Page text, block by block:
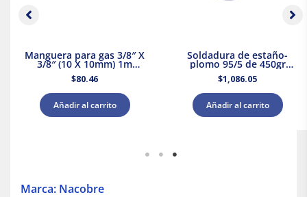
Manguera para gas 3/8″ X
3/8″ (10 X 10mm) 1m
Nacobre
$80.46
Añadir al carrito
Soldadura de estaño-
plomo 95/5 de 450gr
Nacobre
$1,086.05
Añadir al carrito
Marca: Nacobre